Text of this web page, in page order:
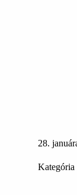
28.
Kategória